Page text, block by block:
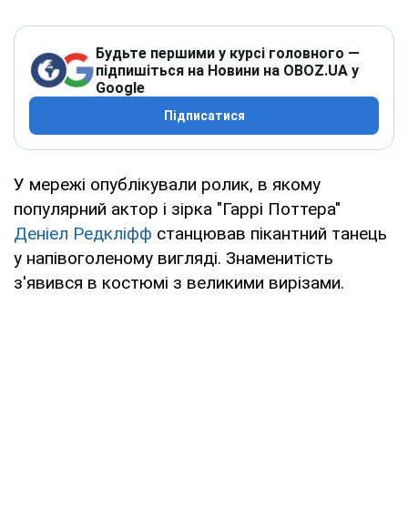
Будьте першими у курсі головного —
підпишіться на Новини на OBOZ.UA у
Google
Підписатися
У мережі опублікували ролик, в якому
популярний актор і зірка "Гаррі Поттера"
Деніел Редкліфф станцював пікантний танець
у напівоголеному вигляді. Знаменитість
з'явився в костюмі з великими вирізами.